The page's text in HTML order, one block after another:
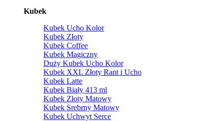
Kubek
Kubek Ucho Kolor
Kubek Złoty
Kubek Coffee
Kubek Magiczny
Duży Kubek Ucho Kolor
Kubek XXL Złoty Rant i Ucho
Kubek Latte
Kubek Biały 413 ml
Kubek Złoty Matowy
Kubek Srebrny Matowy
Kubek Uchwyt Serce